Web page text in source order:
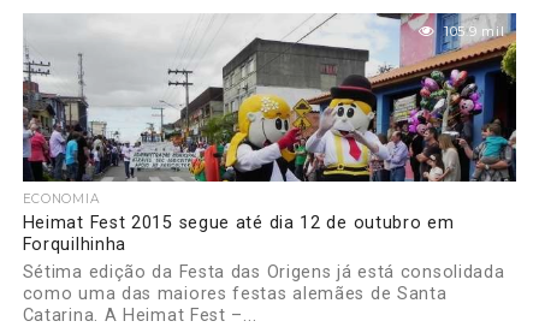
105.9 mil
ECONOMIA
Heimat Fest 2015 segue até dia 12 de outubro em
Forquilhinha
Sétima edição da Festa das Origens já está consolidada
como uma das maiores festas alemães de Santa
Catarina. A Heimat Fest –...